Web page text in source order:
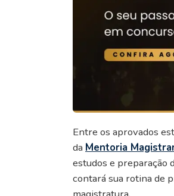
Entre os aprovados
da Mentoria
estudos e preparação
contará sua rotina de